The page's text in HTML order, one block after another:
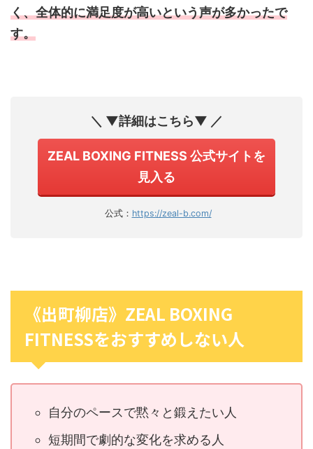
く、全体的に満足度が高いという声が多かったで
す。
＼ ▼詳細はこちら▼ ／
ZEAL BOXING FITNESS 公式サイトを
見入る
公式： https://zeal-b.com/
《出町柳店》ZEAL BOXING
FITNESSをおすすめしない人
自分のペースで黙々と鍛えたい人
短期間で劇的な変化を求める人